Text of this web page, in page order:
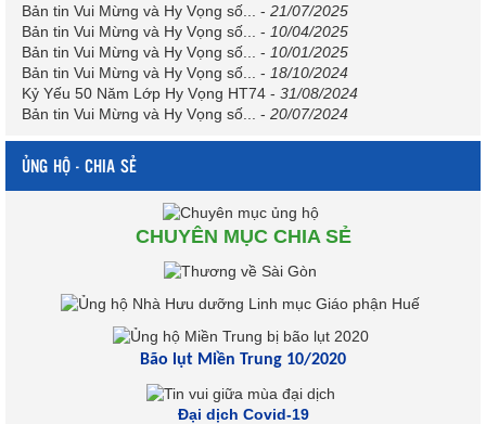
Bản tin Vui Mừng và Hy Vọng số...
- 21/07/2025
Bản tin Vui Mừng và Hy Vọng số...
- 10/04/2025
Bản tin Vui Mừng và Hy Vọng số...
- 10/01/2025
Bản tin Vui Mừng và Hy Vọng số...
- 18/10/2024
Kỷ Yếu 50 Năm Lớp Hy Vọng HT74 - 31/08/2024
Bản tin Vui Mừng và Hy Vọng số...
- 20/07/2024
ỦNG HỘ - CHIA SẺ
CHUYÊN MỤC CHIA SẺ
Bão lụt Miền Trung 10/2020
Đại dịch Covid-19